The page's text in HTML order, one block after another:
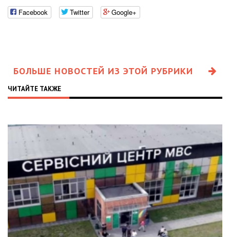
Facebook Twitter Google+
БОЛЬШЕ НОВОСТЕЙ ИЗ ЭТОЙ РУБРИКИ
ЧИТАЙТЕ ТАКЖЕ